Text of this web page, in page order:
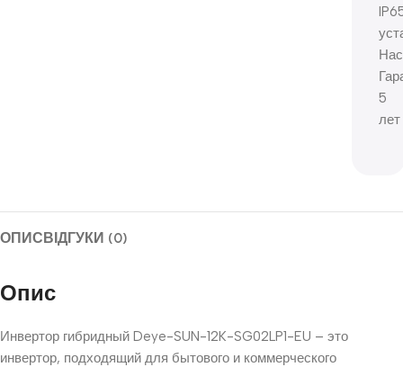
5
лет
ОПИСВІДГУКИ (0)
Опис
Инвертор гибридный Deye-SUN-12K-SG02LP1-EU – это
инвертор, подходящий для бытового и коммерческого